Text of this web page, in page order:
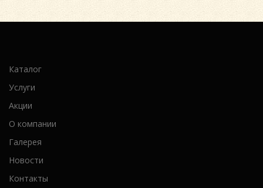
Каталог
Услуги
Акции
О компании
Галерея
Новости
Контакты